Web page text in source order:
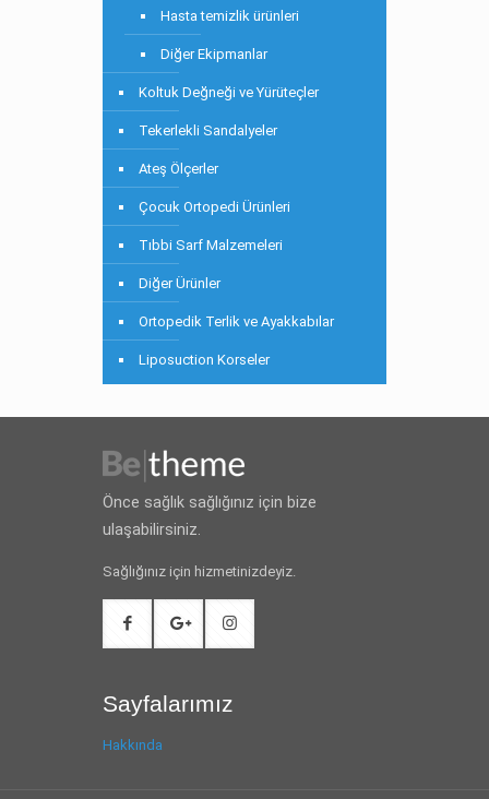
Hasta temizlik ürünleri
Diğer Ekipmanlar
Koltuk Değneği ve Yürüteçler
Tekerlekli Sandalyeler
Ateş Ölçerler
Çocuk Ortopedi Ürünleri
Tıbbi Sarf Malzemeleri
Diğer Ürünler
Ortopedik Terlik ve Ayakkabılar
Liposuction Korseler
Önce sağlık sağlığınız için bize
ulaşabilirsiniz.
Sağlığınız için hizmetinizdeyiz.
Sayfalarımız
Hakkında